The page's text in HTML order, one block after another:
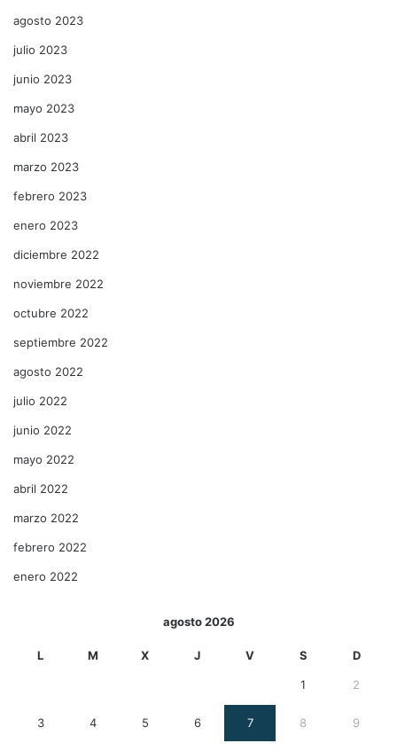
agosto 2023
julio 2023
junio 2023
mayo 2023
abril 2023
marzo 2023
febrero 2023
enero 2023
diciembre 2022
noviembre 2022
octubre 2022
septiembre 2022
agosto 2022
julio 2022
junio 2022
mayo 2022
abril 2022
marzo 2022
febrero 2022
enero 2022
agosto 2026
L M X J V S D
1 2
3 4 5 6 7 8 9